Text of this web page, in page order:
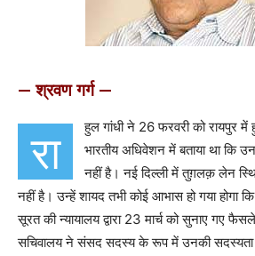
— श्रवण गर्ग —
रा
हुल गांधी ने 26 फरवरी को रायपुर
भारतीय अधिवेशन में बताया था कि
नहीं है। नई दिल्ली में तुग़लक़ लेन
नहीं है। उन्हें शायद तभी कोई आभास हो गया होगा
सूरत की न्यायालय द्वारा 23 मार्च को सुनाए गए
सचिवालय ने संसद सदस्य के रूप में उनकी सदस्यता